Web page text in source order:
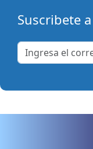
Suscribete